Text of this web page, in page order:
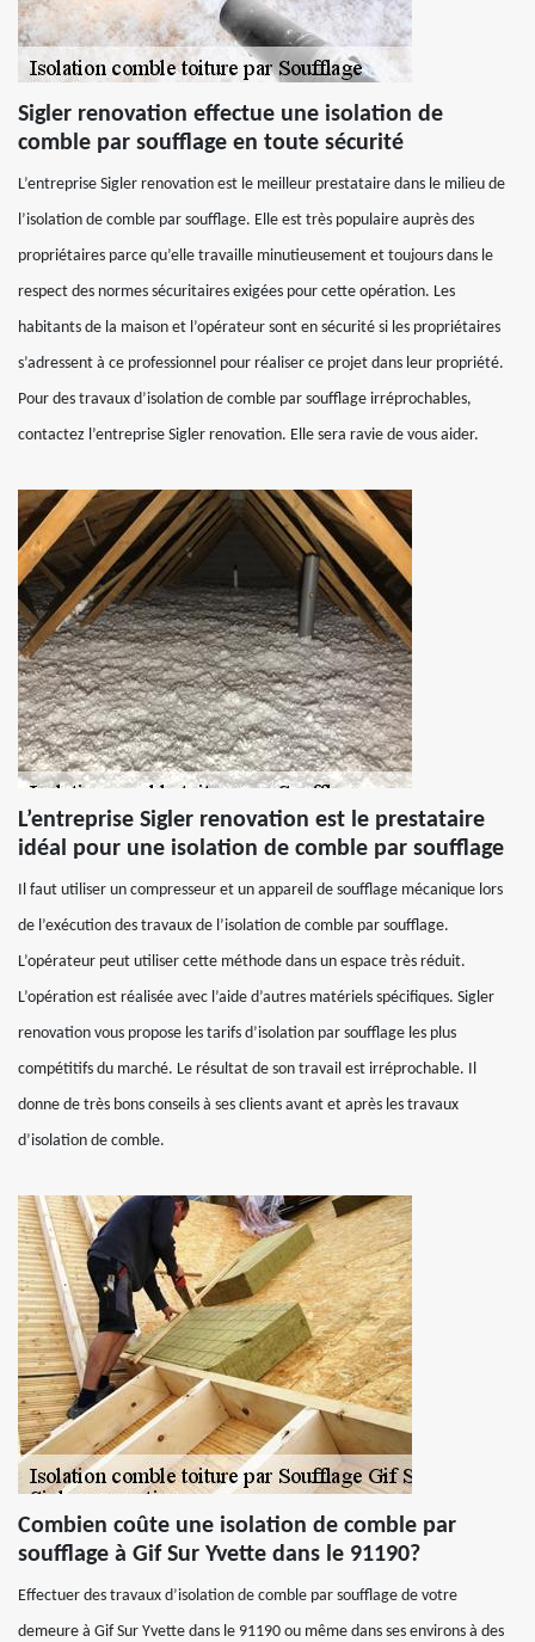
Sigler renovation effectue une isolation de
comble par soufflage en toute sécurité
L’entreprise Sigler renovation est le meilleur prestataire dans le milieu de
l’isolation de comble par soufflage. Elle est très populaire auprès des
propriétaires parce qu’elle travaille minutieusement et toujours dans le
respect des normes sécuritaires exigées pour cette opération. Les
habitants de la maison et l’opérateur sont en sécurité si les propriétaires
s’adressent à ce professionnel pour réaliser ce projet dans leur propriété.
Pour des travaux d’isolation de comble par soufflage irréprochables,
contactez l’entreprise Sigler renovation. Elle sera ravie de vous aider.
L’entreprise Sigler renovation est le prestataire
idéal pour une isolation de comble par soufflage
Il faut utiliser un compresseur et un appareil de soufflage mécanique lors
de l’exécution des travaux de l’isolation de comble par soufflage.
L’opérateur peut utiliser cette méthode dans un espace très réduit.
L’opération est réalisée avec l’aide d’autres matériels spécifiques. Sigler
renovation vous propose les tarifs d’isolation par soufflage les plus
compétitifs du marché. Le résultat de son travail est irréprochable. Il
donne de très bons conseils à ses clients avant et après les travaux
d’isolation de comble.
Combien coûte une isolation de comble par
soufflage à Gif Sur Yvette dans le 91190?
Effectuer des travaux d’isolation de comble par soufflage de votre
demeure à Gif Sur Yvette dans le 91190 ou même dans ses environs à des